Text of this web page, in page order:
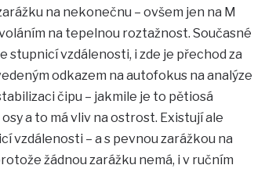
na nekonečnu – ovšem jen na M
na tepelnou roztažnost. Současné
vzdálenosti, i zde je přechod za
odkazem na autofokus na analýze
čipu – jakmile je to pětiosá
a to má vliv na ostrost. Existují ale
vzdálenosti – a s pevnou zarážkou na
žádnou zarážku nemá, i v ručním